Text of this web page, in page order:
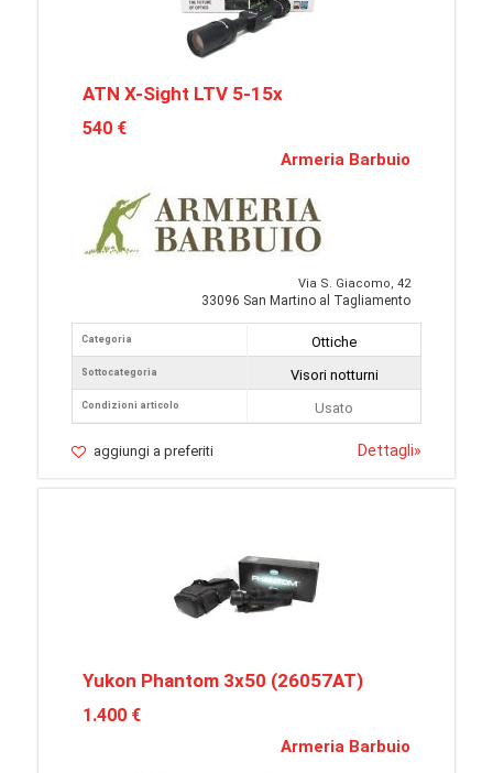
ATN X-Sight LTV 5-15x
540 €
Armeria Barbuio
Via S. Giacomo, 42
33096 San Martino al Tagliamento
Categoria
Sottocategoria
Condizioni articolo
Ottiche
Visori notturni
Usato
aggiungi a preferiti Dettagli»
Yukon Phantom 3x50 (26057AT)
1.400 €
Armeria Barbuio